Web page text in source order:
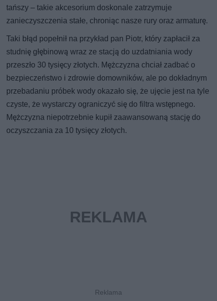
tańszy – takie akcesorium doskonale zatrzymuje
zanieczyszczenia stałe, chroniąc nasze rury oraz armaturę.
Taki błąd popełnił na przykład pan Piotr, który zapłacił za
studnię głębinową wraz ze stacją do uzdatniania wody
przeszło 30 tysięcy złotych. Mężczyzna chciał zadbać o
bezpieczeństwo i zdrowie domowników, ale po dokładnym
przebadaniu próbek wody okazało się, że ujęcie jest na tyle
czyste, że wystarczy ograniczyć się do filtra wstępnego.
Mężczyzna niepotrzebnie kupił zaawansowaną stację do
oczyszczania za 10 tysięcy złotych.